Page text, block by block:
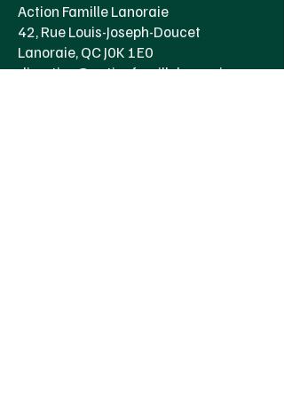
Action Famille Lanoraie
42, Rue Louis-Joseph-Doucet
Lanoraie, QC J0K 1E0
direction@actionfamillelanoraie.org